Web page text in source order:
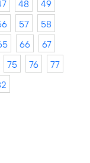
48
49
57
58
66
67
75 76
77